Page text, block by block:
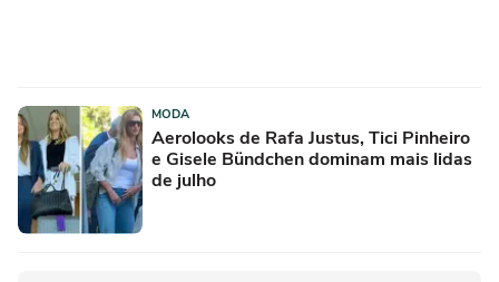
MODA
Aerolooks de Rafa Justus, Tici Pinheiro
e Gisele Bündchen dominam mais lidas
de julho